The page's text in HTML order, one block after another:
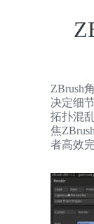
ZBrush
决定细
拓扑混
焦
者高效